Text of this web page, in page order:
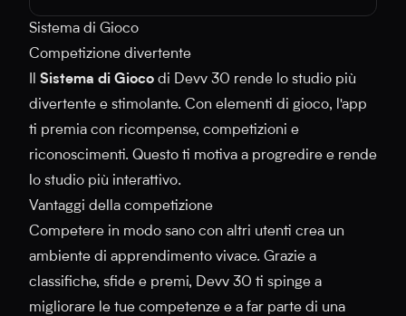
Sistema di Gioco
Competizione divertente
Sistema di Gioco di Devv 30 rende lo studio più
divertente e stimolante. Con elementi di gioco, l'app
ti premia con ricompense, competizioni e
riconoscimenti. Questo ti motiva a progredire e rende
lo studio più interattivo.
Vantaggi della competizione
Competere in modo sano con altri utenti crea un
ambiente di apprendimento vivace. Grazie a
classifiche, sfide e premi, Devv 30 ti spinge a
migliorare le tue competenze e a far parte di una